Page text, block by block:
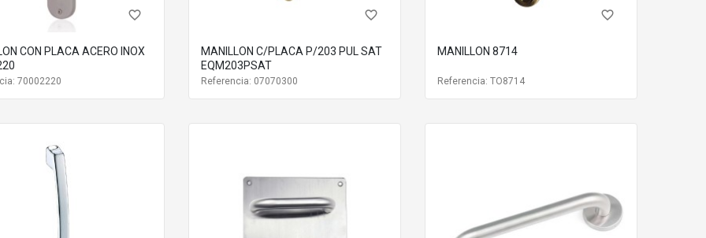
favorite_border
CON PLACA ACERO INOX
70002220
favorite_border
MANILLON C/PLACA P/203 PUL SAT
EQM203PSAT
Referencia: 07070300
favorite_border
MANILLON 8714
Referencia: TO8714